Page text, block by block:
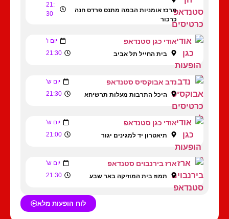
מרכז אומניות הבמה מתנס פרדס חנה
כרכור
21:
30
אודי כגן סטנדאפ יום ו'
בית החייל תל אביב 21:30
נדב אבוקסיס סטנדאפ יום ש'
היכל התרבות מעלות תרשיחא 21:30
אודי כגן סטנדאפ יום ש'
תיאטרון יד למגינים יגור 21:00
ארז בירנבוים סטנדאפ יום ש'
תמוז בית המוזיקה באר שבע 21:30
לוח הופעות מלא